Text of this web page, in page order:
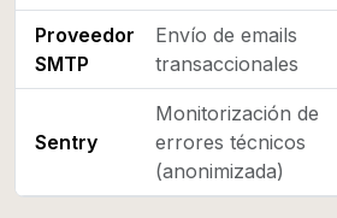
Proveedor
SMTP
Envío de emails
transaccionales
Sentry
Monitorización de
errores técnicos
(anonimizada)